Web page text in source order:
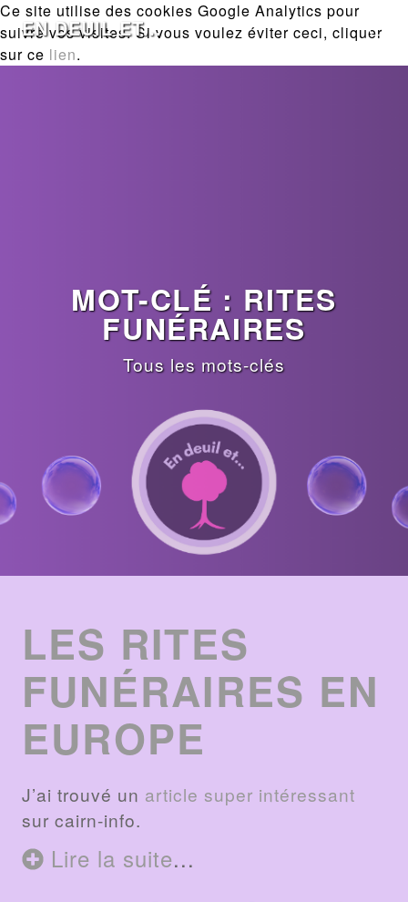
Ce site utilise des cookies Google Analytics pour
suivre vos visites. Si vous voulez éviter ceci, cliquer
sur ce lien.
EN DEUIL ET...
MOT-CLÉ : RITES
FUNÉRAIRES
Tous les mots-clés
LES RITES
FUNÉRAIRES EN
EUROPE
J’ai trouvé un article super intéressant
sur cairn-info.
Lire la suite...